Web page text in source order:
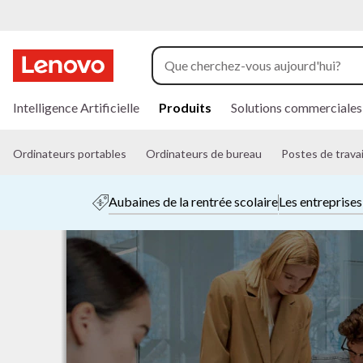
a
e
Intelligence Artificielle Produits Solutions commerciales
Ordinateurs portables Ordinateurs de bureau Postes de
Aubaines de la rentrée scolaireLes